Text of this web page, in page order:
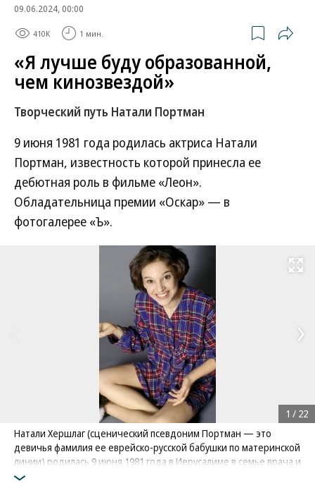
09.06.2024, 00:00
410K 1 мин.
«Я лучше буду образованной,
чем кинозвездой»
Творческий путь Натали Портман
9 июня 1981 года родилась актриса Натали
Портман, известность которой принесла ее
дебютная роль в фильме «Леон».
Обладательница премии «Оскар» — в
фотогалерее «Ъ».
Развернуть
Натали Хершлаг (сценический псевдоним Портман — это
девичья фамилия ее еврейско-русской бабушки по материнской
линии) родилась 9 июня 1981 года в Иерусалиме в семье врача и
домохозяйки. Когда Натали исполнилось три года, семья
1 / 22